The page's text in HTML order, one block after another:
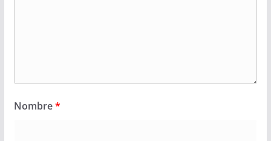
Nombre*